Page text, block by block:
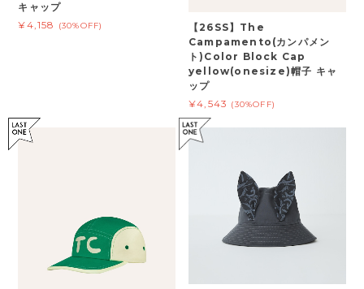
キャップ
¥4,158
(30%OFF)
【26SS】The
Campamento(カンパメン
ト)Color Block Cap
yellow(onesize)帽子 キャ
ップ
¥4,543 (30%OFF)